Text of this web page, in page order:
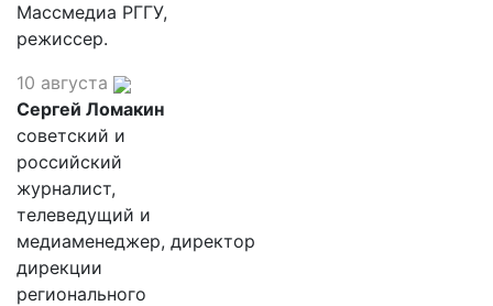
Массмедиа РГГУ,
режиссер.
10 августа
Сергей Ломакин
советский и
российский
журналист,
телеведущий и
медиаменеджер, директор
дирекции
регионального